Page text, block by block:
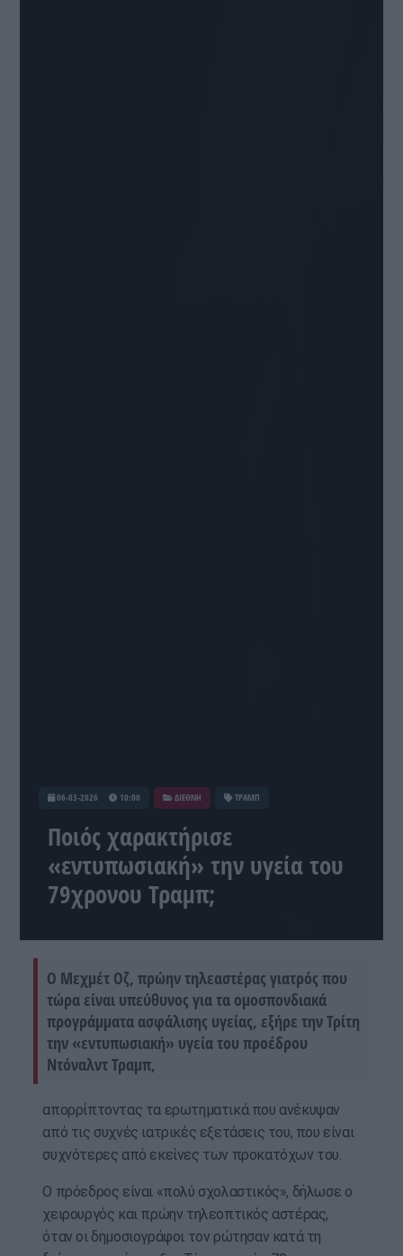
06-03-2026 10:00 ΔΙΕΘΝΗ ΤΡΑΜΠ
Ποιός χαρακτήρισε
«εντυπωσιακή» την υγεία του
79χρονου Τραμπ;
Ο Μεχμέτ Οζ, πρώην τηλεαστέρας γιατρός που
τώρα είναι υπεύθυνος για τα ομοσπονδιακά
προγράμματα ασφάλισης υγείας, εξήρε την Τρίτη
την «εντυπωσιακή» υγεία του προέδρου
Ντόναλντ Τραμπ,
απορρίπτοντας τα ερωτηματικά που ανέκυψαν
από τις συχνές ιατρικές εξετάσεις του, που είναι
συχνότερες από εκείνες των προκατόχων του.
Ο πρόεδρος είναι «πολύ σχολαστικός», δήλωσε ο
χειρουργός και πρώην τηλεοπτικός αστέρας,
όταν οι δημοσιογράφοι τον ρώτησαν κατά τη